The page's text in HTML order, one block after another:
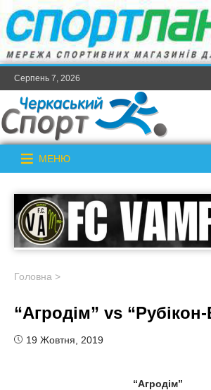
Серпень 7, 2026
МЕНЮ
Головна >
“Агродім” vs
19 Жовтня, 2019
“Агродім”